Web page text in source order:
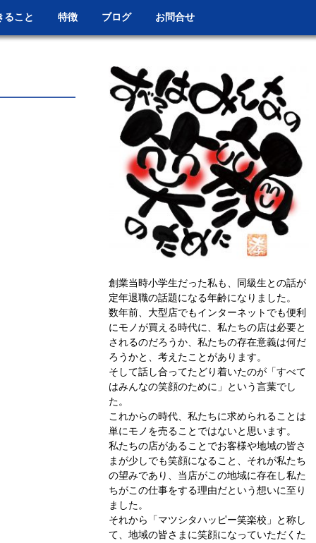
ること 特徴 ブログ お問合せ
創業当時小学生だった私も、同級生との話が
定年退職の話題になる年齢になりました。
数年前、大型店でもインターネットでも便利
にモノが買える時代に、私たちの店は必要と
されるのだろうか、私たちの存在意義は何だ
ろうかと、考えたことがあります。
そして話し合ってたどり着いたのが「すべて
はみんなの笑顔のために」という言葉でし
た。
これからの時代、私たちに求められることは
単にモノを売ることではないと思います。
私たちの店があることでお客様や地域の皆さ
まが少しでも笑顔になること、それが私たち
の望みであり、当店がこの地域に存在し私た
ちがこの仕事をする理由だという想いに至り
ました。
それから「マツシタハッピー笑楽校」と称し
て、地域の皆さまに笑顔になっていただくた